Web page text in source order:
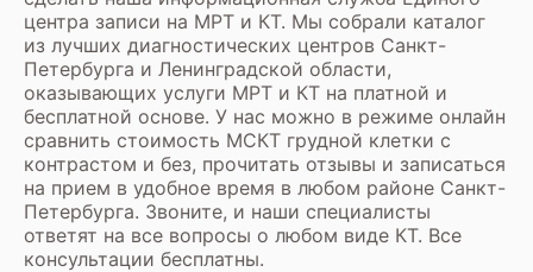
центра записи на МРТ и КТ. Мы собрали каталог
из лучших диагностических центров Санкт-
Петербурга и Ленинградской области,
оказывающих услуги МРТ и КТ на платной и
бесплатной основе. У нас можно в режиме онлайн
сравнить стоимость МСКТ грудной клетки с
контрастом и без, прочитать отзывы и записаться
на прием в удобное время в любом районе Санкт-
Петербурга. Звоните, и наши специалисты
ответят на все вопросы о любом виде КТ. Все
консультации бесплатны.